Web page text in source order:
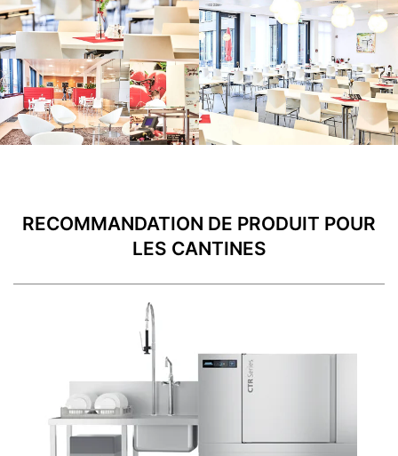
RECOMMANDATION DE PRODUIT POUR
LES CANTINES